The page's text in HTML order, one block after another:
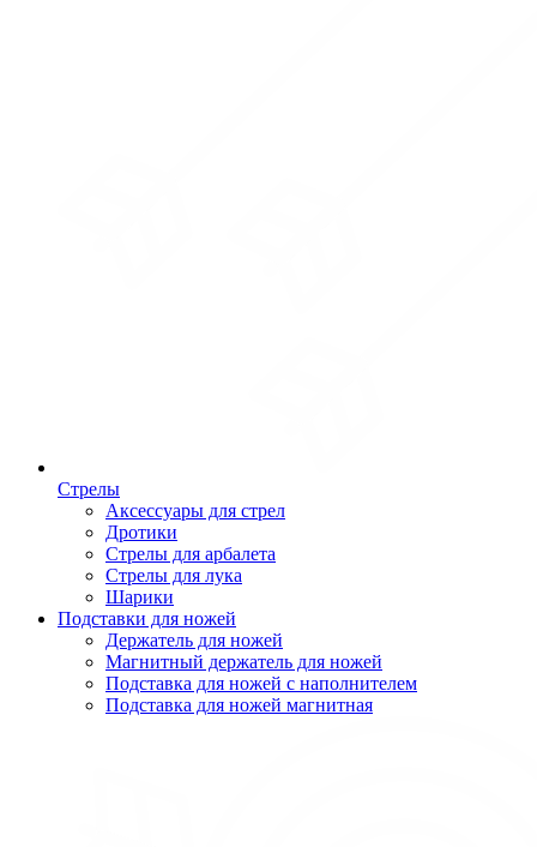
Стрелы
Аксессуары для стрел
Дротики
Стрелы для арбалета
Стрелы для лука
Шарики
Подставки для ножей
Держатель для ножей
Магнитный держатель для ножей
Подставка для ножей с наполнителем
Подставка для ножей магнитная